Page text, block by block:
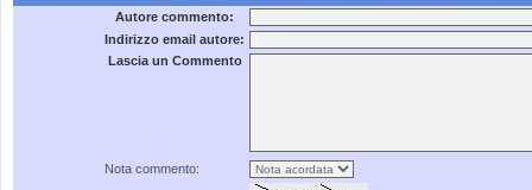
Autore commento:
Indirizzo email autore:
Lascia un Commento
Nota commento: